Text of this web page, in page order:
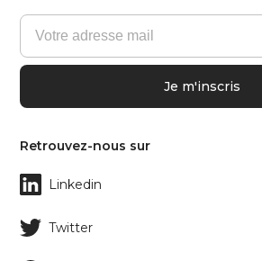
Retrouvez-nous sur
Linkedin
Twitter